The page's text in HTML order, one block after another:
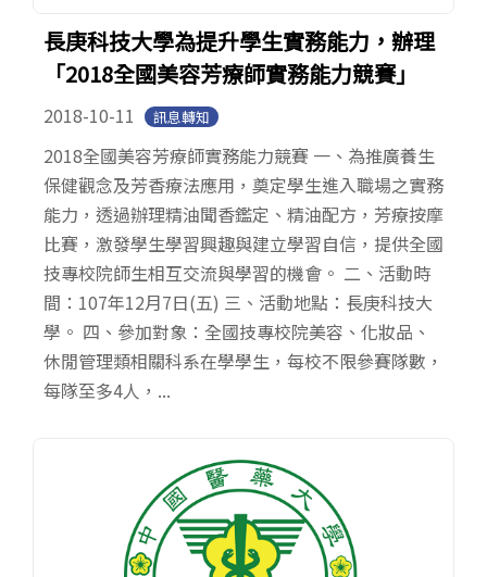
長庚科技大學為提升學生實務能力，辦理
「2018全國美容芳療師實務能力競賽」
2018-10-11 訊息轉知
2018全國美容芳療師實務能力競賽 一、為推廣養生
保健觀念及芳香療法應用，奠定學生進入職場之實務
能力，透過辦理精油聞香鑑定、精油配方，芳療按摩
比賽，激發學生學習興趣與建立學習自信，提供全國
技專校院師生相互交流與學習的機會。 二、活動時
間：107年12月7日(五) 三、活動地點：長庚科技大
學。 四、參加對象：全國技專校院美容、化妝品、
休閒管理類相關科系在學學生，每校不限參賽隊數，
每隊至多4人，...